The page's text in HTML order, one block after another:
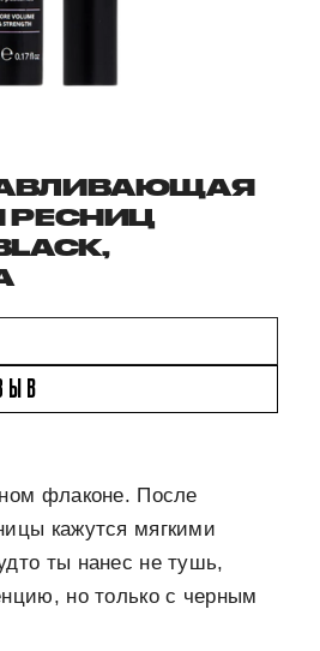
РЕСНИЦ
флаконе. После
кажутся мягкими
ты нанес не тушь,
но только с черным